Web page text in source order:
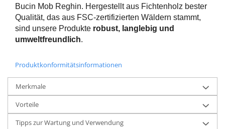
Bucin Mob Reghin. Hergestellt aus Fichtenholz bester
Qualität, das aus FSC-zertifizierten Wäldern stammt,
sind unsere Produkte robust, langlebig und
umweltfreundlich.
Produktkonformitätsinformationen
Merkmale
Vorteile
Tipps zur Wartung und Verwendung